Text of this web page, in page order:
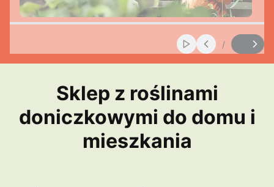
Włącz Slajd
/
z
Sklep z roślinami
doniczkowymi do domu i
mieszkania